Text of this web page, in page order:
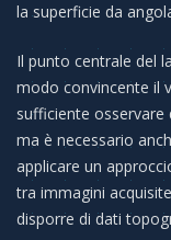
la superficie da
Il punto centrale del
modo convincente il
sufficiente osservare
ma è necessario
applicare un
tra immagini
disporre di dati